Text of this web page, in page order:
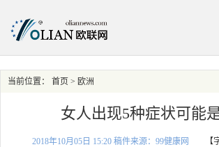
当前位置： 首页 > 欧洲
女人出现5种症状可能
2018年10月05日 15:20 稿件来源：99健康网 【